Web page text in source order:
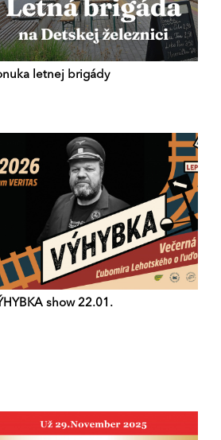
letnej brigády
show 22.01.